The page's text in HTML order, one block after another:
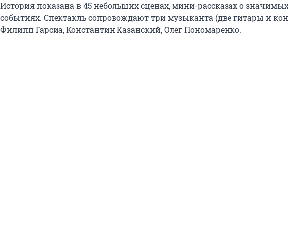
История показана в 45 небольших сценах, мини-рассказах о значимых
событиях. Спектакль сопровождают три музыканта (две гитары и
Филипп Гарсиа, Константин Казанский, Олег Пономаренко.